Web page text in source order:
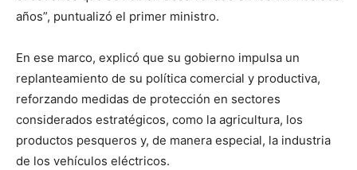
años”, puntualizó el primer ministro.
En ese marco, explicó que su gobierno impulsa un
replanteamiento de su política comercial y productiva,
reforzando medidas de protección en sectores
considerados estratégicos, como la agricultura, los
productos pesqueros y, de manera especial, la industria
de los vehículos eléctricos.